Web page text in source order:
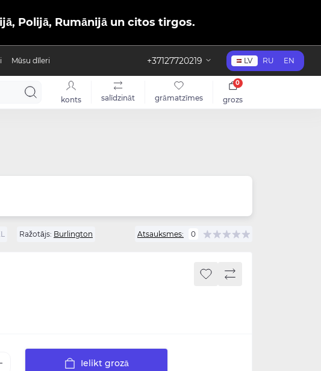
Polijā, Rumānijā un citos tirgos.
Mūsu dīleri +37127720219 LV RU EN
konts salīdzināt grāmatzīmes grozs
0
Ražotājs: Burlington Atsauksmes: 0
Ielikt grozā